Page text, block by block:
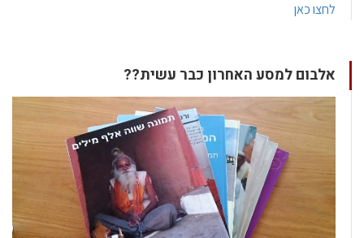
לחצו כאן
אלבום למסע האחרון כבר עשית??